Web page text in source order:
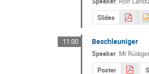
Slides
11:00 Beschleuniger
Speaker: Mr
Poster